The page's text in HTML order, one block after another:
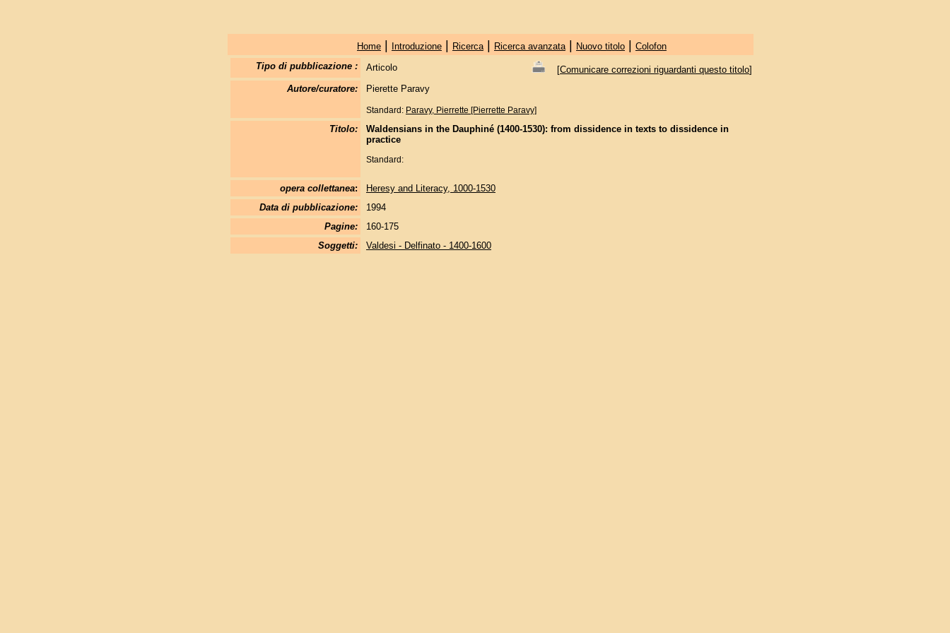
Home| Introduzione| Ricerca| Ricerca avanzata| Nuovo titolo| Colofon
Tipo di pubblicazione :
Articolo [Comunicare correzioni riguardanti questo titolo]
Autore/curatore:
Pierette Paravy
Standard: Paravy, Pierrette [Pierrette Paravy]
Titolo:
Waldensians in the Dauphiné (1400-1530): from dissidence in texts to dissidence in
practice
Standard:
opera collettanea:
Heresy and Literacy, 1000-1530
Data di pubblicazione:
1994
Pagine:
160-175
Soggetti:
Valdesi - Delfinato - 1400-1600